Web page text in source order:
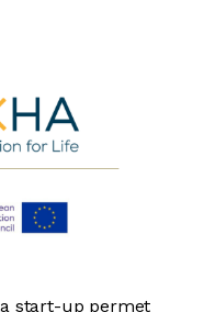
start-up permet